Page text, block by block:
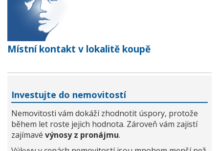
Místní kontakt v lokalitě koupě
Investujte do nemovitostí
Nemovitosti vám dokáží zhodnotit úspory, protože
během let roste jejich hodnota. Zároveň vám zajistí
zajímavé výnosy z pronájmu.